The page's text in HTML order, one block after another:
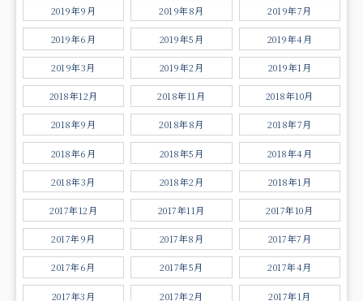
2019年9月 2019年8月 2019年7月
2019年6月 2019年5月 2019年4月
2019年3月 2019年2月 2019年1月
2018年12月 2018年11月 2018年10月
2018年9月 2018年8月 2018年7月
2018年6月 2018年5月 2018年4月
2018年3月 2018年2月 2018年1月
2017年12月 2017年11月 2017年10月
2017年9月 2017年8月 2017年7月
2017年6月 2017年5月 2017年4月
2017年3月 2017年2月 2017年1月